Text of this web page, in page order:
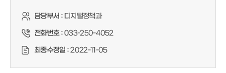
담당부서 :디지털정책과
전화번호 :033-250-4052
최종수정일 :2022-11-05